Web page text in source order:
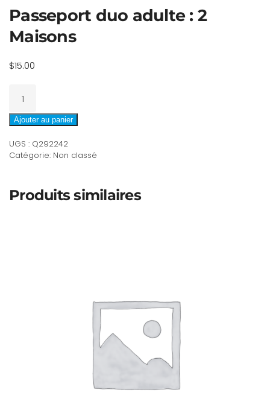
Passeport duo adulte : 2
Maisons
$15.00
Passeport
adulte
:
Maisons
Ajouter au panier
UGS : Q292242
Catégorie: Non classé
Produits similaires